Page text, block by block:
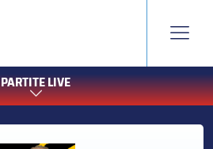
PARTITE LIVE